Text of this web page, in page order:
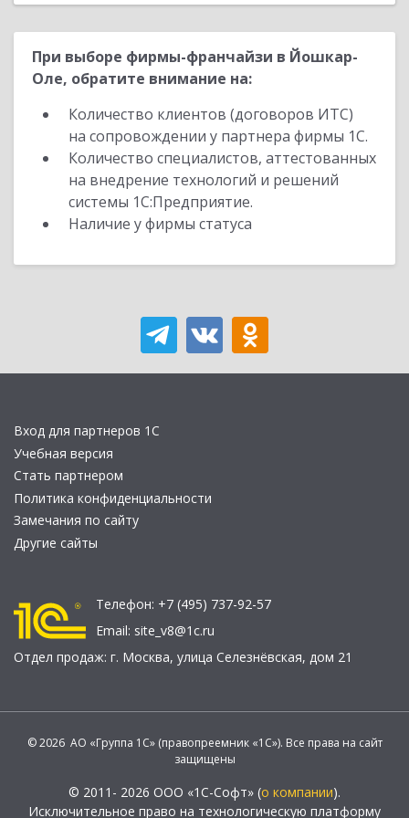
При выборе фирмы-франчайзи в Йошкар-
Оле, обратите внимание на:
Количество клиентов (договоров ИТС)
на сопровождении у партнера фирмы 1С.
Количество специалистов, аттестованных
на внедрение технологий и решений
системы 1С:Предприятие.
Наличие у фирмы статуса
Вход для партнеров 1С
Учебная версия
Стать партнером
Политика конфиденциальности
Замечания по сайту
Другие сайты
Телефон: +7 (495) 737-92-57
Email: site_v8@1c.ru
Отдел продаж: г. Москва, улица Селезнёвская, дом 21
© 2026 АО «Группа 1С» (правопреемник «1С»). Все права на сайт
защищены
© 2011- 2026 ООО «1С-Софт» (о компании).
Исключительное право на технологическую платформу